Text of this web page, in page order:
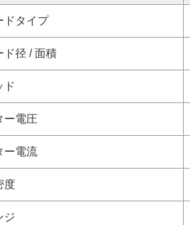
ドタイプ
ド径 / 面積
ド
ー電圧
ー電流
度
ジ